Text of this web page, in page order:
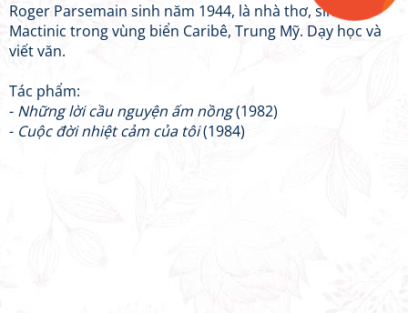
Roger Parsemain sinh năm 1944, là nhà thơ, sinh tại
Mactinic trong vùng biển Caribê, Trung Mỹ. Dạy học và
viết văn.
Tác phẩm:
- Những lời cầu nguyện ấm nồng(1982)
- Cuộc đời nhiệt cảm của tôi(1984)